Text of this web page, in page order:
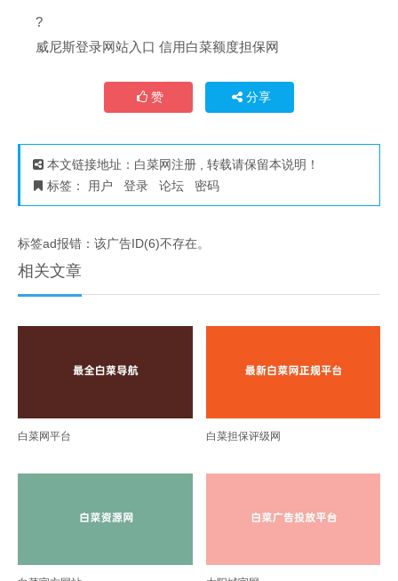
?
威尼斯登录网站入口 信用白菜额度担保网
赞 分享
本文链接地址： 白菜网注册, 转载请保留本说明！
标签：
用户 登录 论坛 密码
标签ad报错：该广告ID(6)不存在。
相关文章
白菜网平台 白菜担保评级网